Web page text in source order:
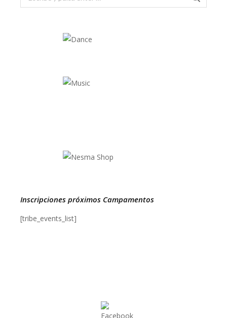
Inscripciones próximos Campamentos
[tribe_events_list]